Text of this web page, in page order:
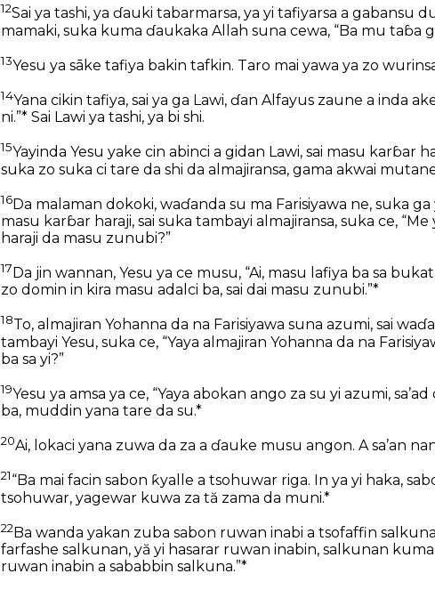
12Sai ya tashi, ya ɗauki tabarmarsa, ya yi tafiyarsa a gabansu
mamaki, suka kuma ɗaukaka Allah suna cewa, “Ba mu taɓa
13Yesu ya sāke tafiya bakin tafkin. Taro mai yawa ya zo
14Yana cikin tafiya, sai ya ga Lawi, ɗan Alfayus zaune a inda
ni.”* Sai Lawi ya tashi, ya bi shi.
15Yayinda Yesu yake cin abinci a gidan Lawi, sai masu karɓar
suka zo suka ci tare da shi da almajiransa, gama akwai
16Da malaman dokoki, waɗanda su ma Farisiyawa ne, suka
masu karɓar haraji, sai suka tambayi almajiransa, suka ce,
haraji da masu zunubi?”
17 Da jin wannan, Yesu ya ce musu, “Ai, masu lafiya ba sa
zo domin in kira masu adalci ba, sai dai masu zunubi.”*
18To, almajiran Yohanna da na Farisiyawa suna azumi, sai
tambayi Yesu, suka ce, “Yaya almajiran Yohanna da na
ba sa yi?”
19Yesu ya amsa ya ce, “Yaya abokan ango za su yi azumi,
ba, muddin yana tare da su.*
20Ai, lokaci yana zuwa da za a ɗauke musu angon. A sa’an
21“Ba mai facin sabon ƙyalle a tsohuwar riga. In ya yi haka,
tsohuwar, yagewar kuwa za tă zama da muni.*
22Ba wanda yakan zuba sabon ruwan inabi a tsofaffin
farfashe salkunan, yă yi hasarar ruwan inabin, salkunan kuma
ruwan inabin a sababbin salkuna.”*